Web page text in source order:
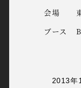
会場
ブース
2013年